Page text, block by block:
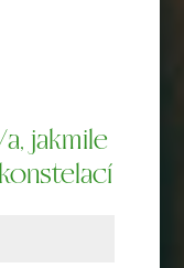
jakmile